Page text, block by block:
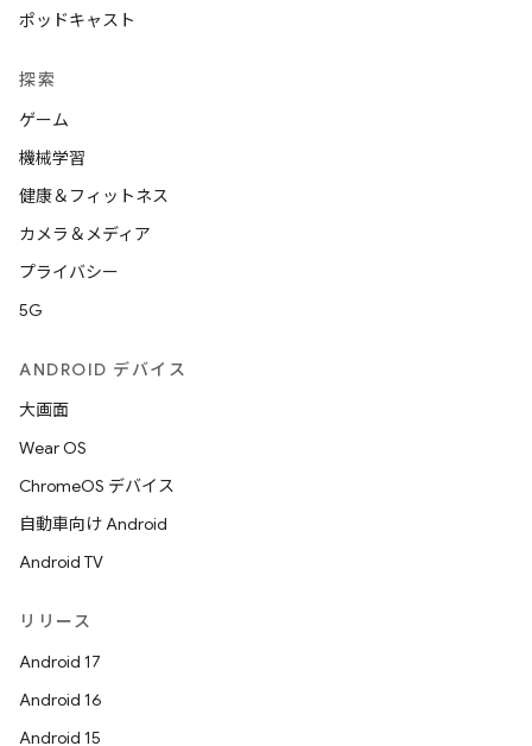
ポッドキャスト
探索
ゲーム
機械学習
健康＆フィットネス
カメラ＆メディア
プライバシー
5G
ANDROID デバイス
大画面
Wear OS
ChromeOS デバイス
自動車向け Android
Android TV
リリース
Android 17
Android 16
Android 15